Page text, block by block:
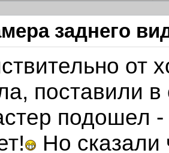
заднего
от
поставили
подошел
Но сказали